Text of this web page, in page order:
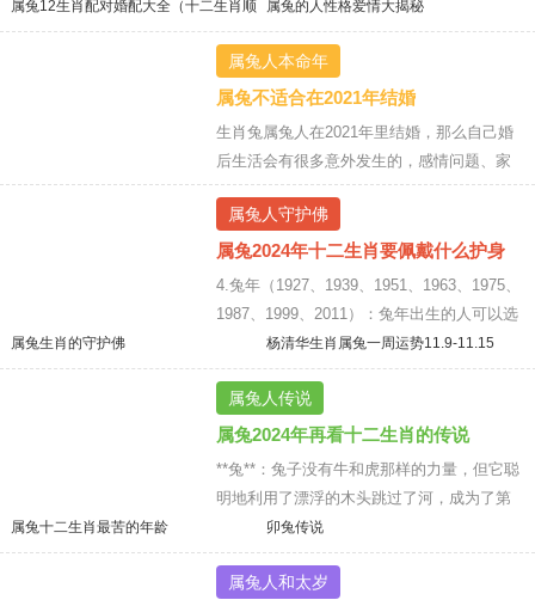
属兔12生肖配对婚配大全（十二生肖顺
序配对）
属兔的人性格爱情大揭秘
属兔人本命年
属兔不适合在2021年结婚
生肖兔属兔人在2021年里结婚，那么自己婚
后生活会有很多意外发生的，感情问题、家
庭问题、经济问题都会一起出现的，这样的
婚姻生活自然不是属兔人想要的。而属兔人
得到了这样的婚姻之后也会对自己的生活失
去希望
【详情】
属兔人守护佛
属兔2024年十二生肖要佩戴什么护身
4.兔年（1927、1939、1951、1963、1975、
1987、1999、2011）：兔年出生的人可以选
择佩戴象征平和和幸福的宝石，如月亮石或
玉石。 【详情】
属兔生肖的守护佛 杨清华生肖属兔一周运势11.9-11.15
属兔人传说
属兔2024年再看十二生肖的传说
**兔**：兔子没有牛和虎那样的力量，但它聪
明地利用了漂浮的木头跳过了河，成为了第
四个生肖。【详情】
属兔十二生肖最苦的年龄 卯兔传说
属兔人和太岁